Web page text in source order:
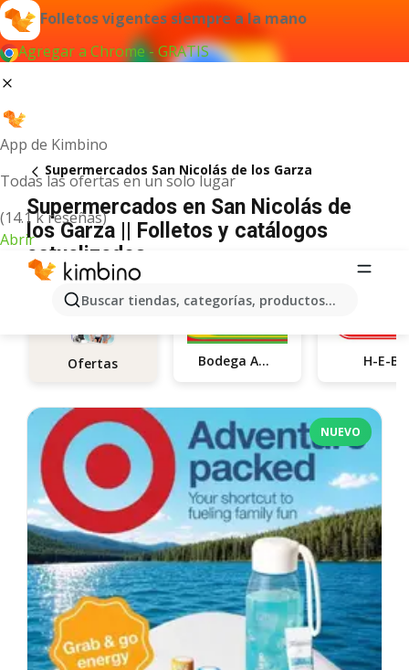
Folletos vigentes siempre a la mano
Agregar a Chrome - GRATIS
App de Kimbino
Todas las ofertas en un solo lugar
(14.1 k reseñas)
Abrir
Buscar tiendas, categorías, productos...
Supermercados San Nicolás de los Garza
Supermercados en San Nicolás de
los Garza || Folletos y catálogos
actualizados
Ofertas Bodega Aurrerá H-E-B
NUEVO